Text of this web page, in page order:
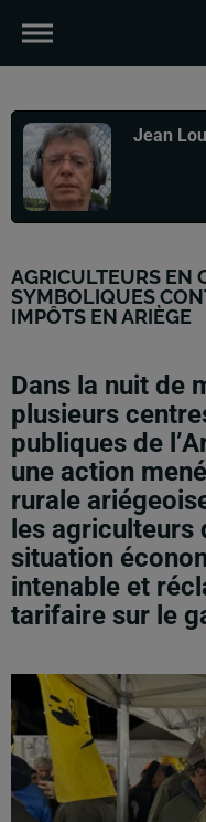
Jean
AGRICULTEURS EN
SYMBOLIQUES
IMPÔTS EN ARIÈGE
Dans la nuit de
plusieurs
publiques de
une action
rurale
les agriculteurs
situation
intenable et
tarifaire sur le